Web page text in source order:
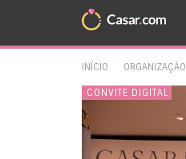
INÍCIO ORGANIZAÇÃO
DICAS
CONVITE DIGITAL